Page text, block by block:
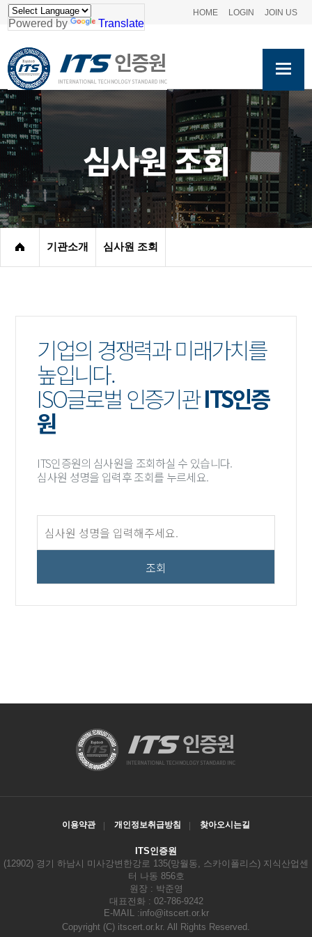
Powered by Translate
HOME LOGIN JOIN US
심사원 조회
기관소개 심사원 조회
기업의 경쟁력과 미래가치를
높입니다.
ISO글로벌 인증기관ITS인증
원
ITS인증원의 심사원을 조회하실 수 있습니다.
심사원 성명을 입력후 조회를 누르세요.
조회
이용약관 개인정보취급방침 찾아오시는길
ITS인증원
(12902) 경기 하남시 미사강변한강로 135(망월동, 스카이폴리스) 지식산업센
터 나동 856호
원장 : 박준영
대표전화 : 02-786-9242
E-MAIL :info@itscert.or.kr
Copyright (C) itscert.or.kr. All Rights Reserved.